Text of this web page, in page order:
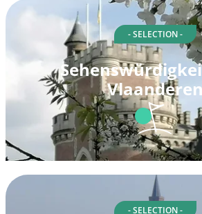
- SELECTION -
Vlaanderen
- SELECTION -